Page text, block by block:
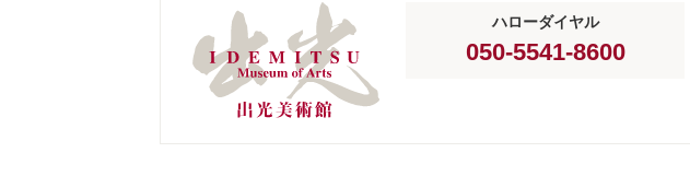
ハローダイヤル
050-5541-8600